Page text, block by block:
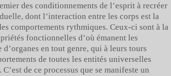
des conditionnements de l’esprit à recréer
dont l’interaction entre les corps est la
comportements rythmiques. Ceux-ci sont à la
fonctionnelles d’où émanent les
en tout genre, qui à leurs tours
de toutes les entités universelles
de ce processus que se manifeste un